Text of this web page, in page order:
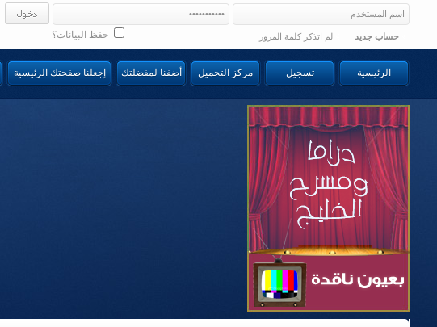
حفظ البيانات؟ حساب جديد لم اتذكر كلمة المرور
الرئيسية تسجيل مركز التحميل أضفنا لمفضلتك إجعلنا صفحتك الرئيسية